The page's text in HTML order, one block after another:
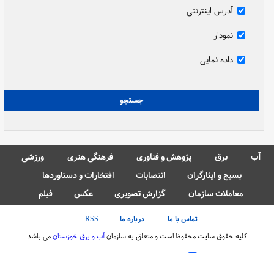
آدرس اینترنتی
نمودار
داده نمایی
آب برق پژوهش و فناوری فرهنگی هنری
ورزشی
بسیج و ایثارگران
انتصابات
افتخارات و دستاوردها
معاملات سازمان
گزارش تصویری عکس فیلم
تماس با ما درباره ما
RSS
کلیه حقوق سایت محفوظ است و متعلق به سازمانآب و برق خوزستانمی باشد